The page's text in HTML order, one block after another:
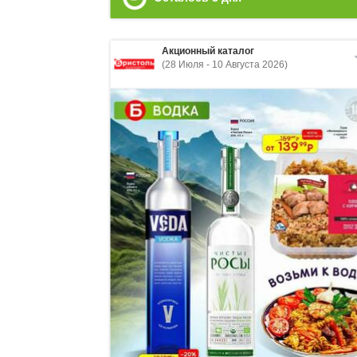
Акционный каталог
(28 Июля - 10 Августа 2026)